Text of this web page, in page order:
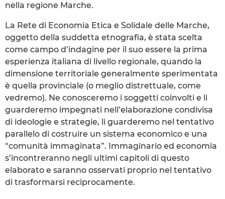
nella regione Marche.
La Rete di Economia Etica e Solidale delle Marche,
oggetto della suddetta etnografia, è stata scelta
come campo d’indagine per il suo essere la prima
esperienza italiana di livello regionale, quando la
dimensione territoriale generalmente sperimentata
è quella provinciale (o meglio distrettuale, come
vedremo). Ne conosceremo i soggetti coinvolti e li
guarderemo impegnati nell’elaborazione condivisa
di ideologie e strategie, li guarderemo nel tentativo
parallelo di costruire un sistema economico e una
“comunità immaginata”. Immaginario ed economia
s’incontreranno negli ultimi capitoli di questo
elaborato e saranno osservati proprio nel tentativo
di trasformarsi reciprocamente.